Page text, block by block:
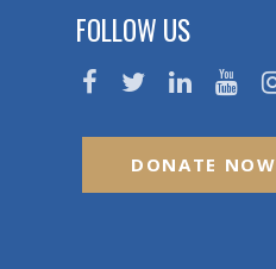
FOLLOW US
DONATE NOW